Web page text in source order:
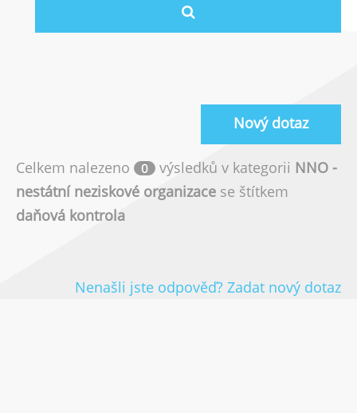
Nový dotaz
Celkem nalezeno 0 výsledků v kategorii NNO -
nestátní neziskové organizace se štítkem
daňová kontrola
Nenašli jste odpověď? Zadat nový dotaz